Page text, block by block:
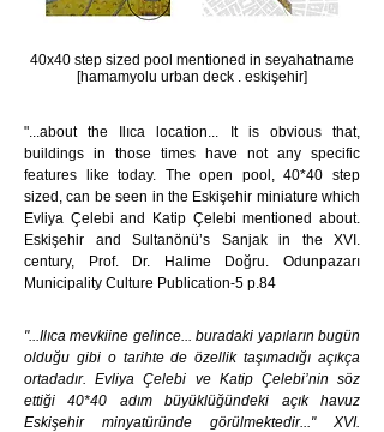
40x40 step sized pool mentioned in seyahatname
[hamamyolu urban deck . eskişehir]
"...about the Ilıca location... It is obvious that,
buildings in those times have not any specific
features like today. The open pool, 40*40 step
sized, can be seen in the Eskişehir miniature which
Evliya Çelebi and Katip Çelebi mentioned about.
Eskişehir and Sultanönü’s Sanjak in the XVI.
century, Prof. Dr. Halime Doğru. Odunpazarı
Municipality Culture Publication-5 p.84
"...Ilıca mevkiine gelince... buradaki yapıların bugün
olduğu gibi o tarihte de özellik taşımadığı açıkça
ortadadır. Evliya Çelebi ve Katip Çelebi’nin söz
ettiği 40*40 adım büyüklüğündeki açık havuz
Eskişehir minyatüründe görülmektedir..." XVI.